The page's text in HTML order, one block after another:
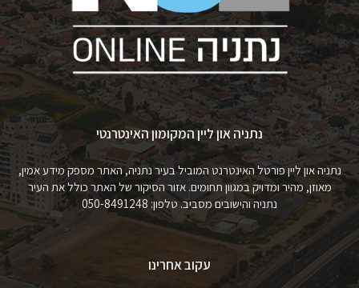
נתניה און ליין המקומון האינטרנטי
נתניה און ליין פורטל האינטרנט המוביל בעיר נתניה, האתר מספק מידע אמין,
מאוזן, מהיר ומדויק במגוון תחומים. אזור הסיקור של האתר כולל את העיר
נתניה והישובים מסביב. טלפון: 050-8491248
עקוב אחרינו